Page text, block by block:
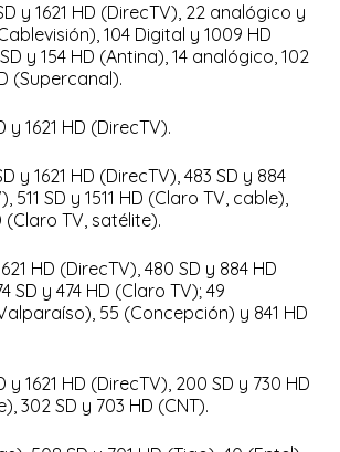
y 1621 HD (DirecTV), 22 analógico y
104 Digital y 1009 HD
y 154 HD (Antina), 14 analógico, 102
(Supercanal).
y 1621 HD (DirecTV).
y 1621 HD (DirecTV), 483 SD y 884
511 SD y 1511 HD (Claro TV, cable),
(Claro TV, satélite).
HD (DirecTV), 480 SD y 884 HD
SD y 474 HD (Claro TV); 49
55 (Concepción) y 841 HD
y 1621 HD (DirecTV), 200 SD y 730 HD
302 SD y 703 HD (CNT).